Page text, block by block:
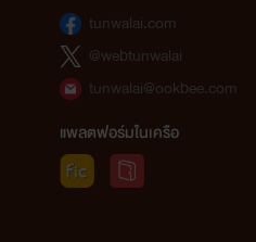
tunwalai.com
@webtunwalai
tunwalai@ookbee.com
แพลตฟอร์มในเครือ